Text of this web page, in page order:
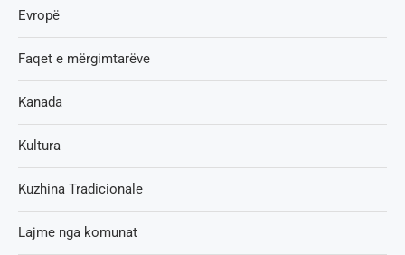
Evropë
Faqet e mërgimtarëve
Kanada
Kultura
Kuzhina Tradicionale
Lajme nga komunat